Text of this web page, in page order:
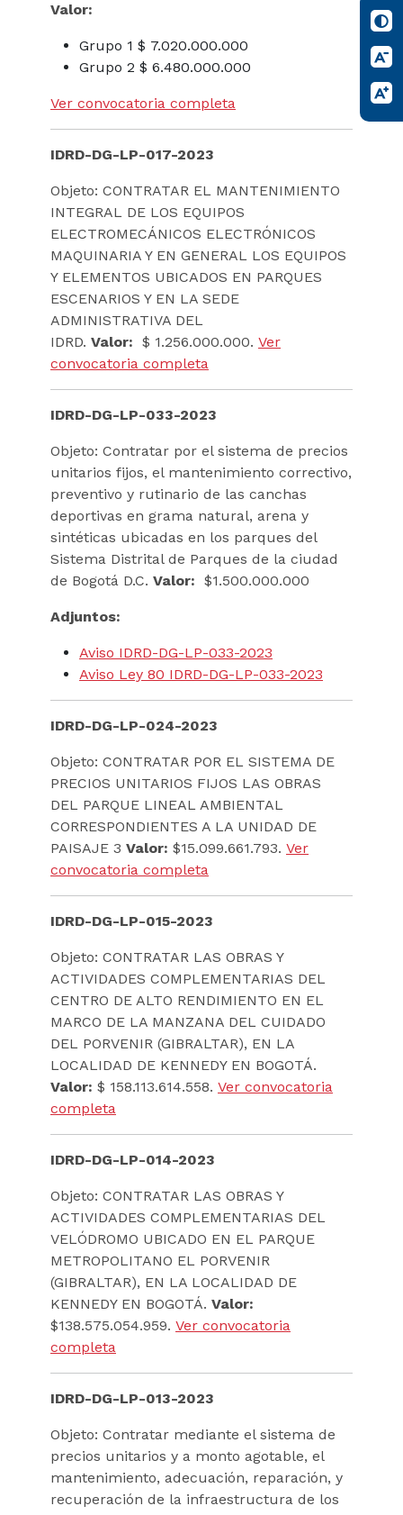
Valor:
Grupo 1 $ 7.020.000.000
Grupo 2 $ 6.480.000.000
Ver convocatoria completa
IDRD-DG-LP-017-2023
Objeto: CONTRATAR EL MANTENIMIENTO
INTEGRAL DE LOS EQUIPOS
ELECTROMECÁNICOS ELECTRÓNICOS
MAQUINARIA Y EN GENERAL LOS EQUIPOS
Y ELEMENTOS UBICADOS EN PARQUES
ESCENARIOS Y EN LA SEDE
ADMINISTRATIVA DEL
IDRD. Valor: $ 1.256.000.000. Ver
convocatoria completa
IDRD-DG-LP-033-2023
Objeto: Contratar por el sistema de precios
unitarios fijos, el mantenimiento correctivo,
preventivo y rutinario de las canchas
deportivas en grama natural, arena y
sintéticas ubicadas en los parques del
Sistema Distrital de Parques de la ciudad
de Bogotá D.C. Valor: $1.500.000.000
Adjuntos:
Aviso IDRD-DG-LP-033-2023
Aviso Ley 80 IDRD-DG-LP-033-2023
IDRD-DG-LP-024-2023
Objeto: CONTRATAR POR EL SISTEMA DE
PRECIOS UNITARIOS FIJOS LAS OBRAS
DEL PARQUE LINEAL AMBIENTAL
CORRESPONDIENTES A LA UNIDAD DE
PAISAJE 3 Valor: $15.099.661.793. Ver
convocatoria completa
IDRD-DG-LP-015-2023
Objeto: CONTRATAR LAS OBRAS Y
ACTIVIDADES COMPLEMENTARIAS DEL
CENTRO DE ALTO RENDIMIENTO EN EL
MARCO DE LA MANZANA DEL CUIDADO
DEL PORVENIR (GIBRALTAR), EN LA
LOCALIDAD DE KENNEDY EN BOGOTÁ.
Valor: $ 158.113.614.558. Ver convocatoria
completa
IDRD-DG-LP-014-2023
Objeto: CONTRATAR LAS OBRAS Y
ACTIVIDADES COMPLEMENTARIAS DEL
VELÓDROMO UBICADO EN EL PARQUE
METROPOLITANO EL PORVENIR
(GIBRALTAR), EN LA LOCALIDAD DE
KENNEDY EN BOGOTÁ. Valor:
$138.575.054.959. Ver convocatoria
completa
IDRD-DG-LP-013-2023
Objeto: Contratar mediante el sistema de
precios unitarios y a monto agotable, el
mantenimiento, adecuación, reparación, y
recuperación de la infraestructura de los